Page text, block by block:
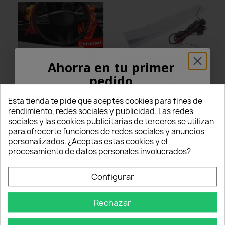
para volante de coche con
almohadilla de fibra de
carbono y 6 niveles de
potencia
45,01 €
starstarstar starstar
1 Comentarios
acquistato: 5 times
universal para asiento de
automóvil Almohadilla de
fibra de carbono
22,00 €
starstar star
1 Comentarios
acquistato: 5 times
Esta tienda te pide que aceptes cookies para fines de
rendimiento, redes sociales y publicidad. Las redes
sociales y las cookies publicitarias de terceros se utilizan
para ofrecerte funciones de redes sociales y anuncios
personalizados. ¿Aceptas estas cookies y el
procesamiento de datos personales involucrados?
Configurar
Rechazar
Ahorra en tu primer
pedido
¡5% PARA TI!
Introduce tu correo electrónico aquí abajo
para recibir un5% DE DESCUENTOen tu
primer pedido.
Nome